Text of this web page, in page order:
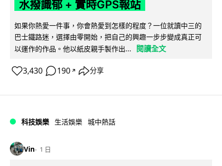
水撥識郁 + 實時GPS報站
如果你熱愛一件事，你會熱愛到怎樣的程度？一位就讀中三的
巴士鐵路迷，選擇由零開始，把自己的興趣一步步變成真正可
以運作的作品。他以紙皮親手製作出...
閱讀全文
3,430 190 ↗ 分享
科技娛樂 生活娛樂 城中熱話
Vin 1 日